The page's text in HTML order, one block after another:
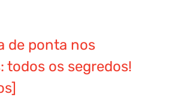
de ponta nos
todos os segredos!